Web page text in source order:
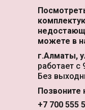
можете в
г.Алматы,
работает с
Без
+7 700 555
Позвоните